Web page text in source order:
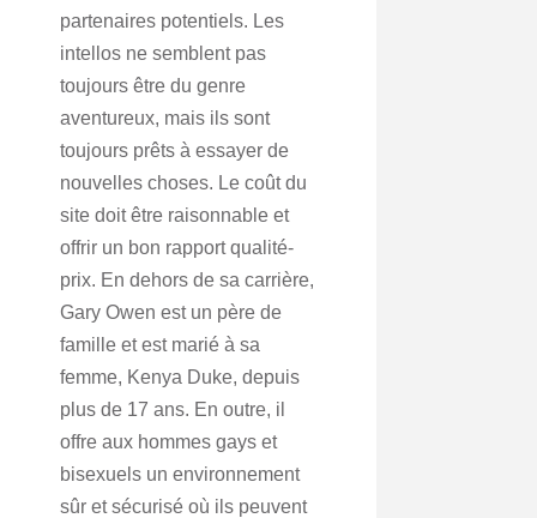
partenaires potentiels. Les
intellos ne semblent pas
toujours être du genre
aventureux, mais ils sont
toujours prêts à essayer de
nouvelles choses. Le coût du
site doit être raisonnable et
offrir un bon rapport qualité-
prix. En dehors de sa carrière,
Gary Owen est un père de
famille et est marié à sa
femme, Kenya Duke, depuis
plus de 17 ans. En outre, il
offre aux hommes gays et
bisexuels un environnement
sûr et sécurisé où ils peuvent